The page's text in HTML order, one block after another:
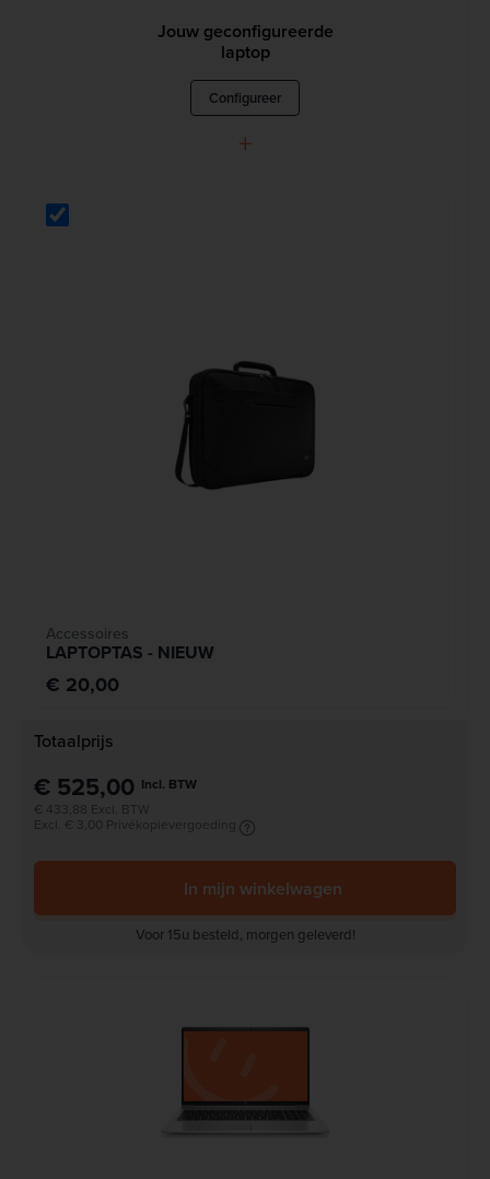
Jouw geconfigureerde
laptop
Configureer
+
Accessoires
LAPTOPTAS - NIEUW
€ 20,00
Totaalprijs
€ 525,00 Incl. BTW
€ 433,88 Excl. BTW
Excl. € 3,00 Privékopievergoeding
In mijn winkelwagen
Voor 15u besteld, morgen geleverd!